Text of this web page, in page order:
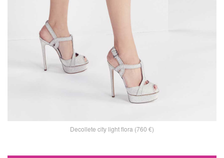
Decollete city light flora (760 €)